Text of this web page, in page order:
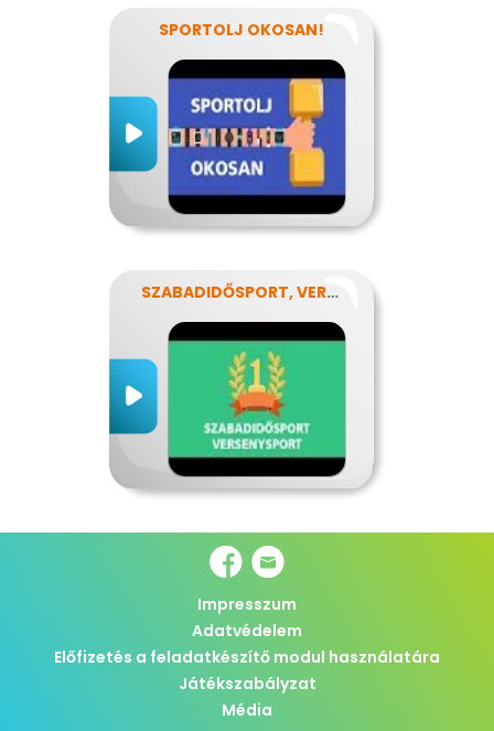
SPORTOLJ OKOSAN!
SZABADIDŐSPORT, VERSENYSPORT
Impresszum
Adatvédelem
Előfizetés a feladatkészítő modul használatára
Játékszabályzat
Média